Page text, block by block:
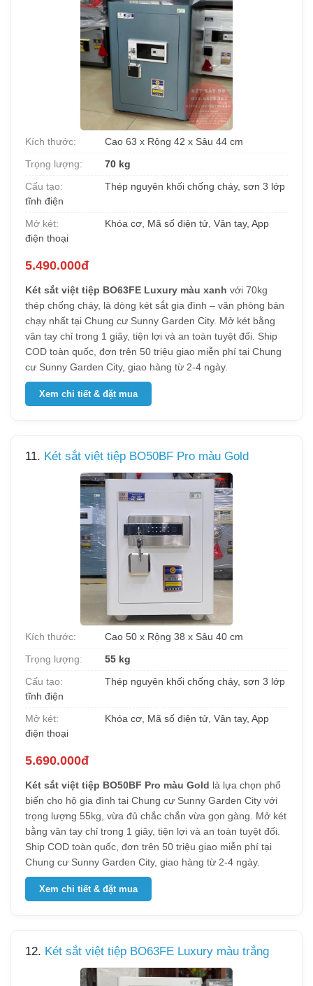
Kích thước:
Cao 63 x Rộng 42 x Sâu 44 cm
Trọng lượng:
70 kg
Cấu tạo:
Thép nguyên khối chống cháy, sơn 3 lớp
tĩnh điện
Mở két:
Khóa cơ, Mã số điện tử, Vân tay, App
điện thoại
5.490.000đ
Két sắt việt tiệp BO63FE Luxury màu xanh với 70kg
thép chống cháy, là dòng két sắt gia đình – văn phòng bán
chạy nhất tại Chung cư Sunny Garden City. Mở két bằng
vân tay chỉ trong 1 giây, tiện lợi và an toàn tuyệt đối. Ship
COD toàn quốc, đơn trên 50 triệu giao miễn phí tại Chung
cư Sunny Garden City, giao hàng từ 2-4 ngày.
Xem chi tiết & đặt mua
11. Két sắt việt tiệp BO50BF Pro màu Gold
Kích thước:
Cao 50 x Rộng 38 x Sâu 40 cm
Trọng lượng:
55 kg
Cấu tạo:
Thép nguyên khối chống cháy, sơn 3 lớp
tĩnh điện
Mở két:
Khóa cơ, Mã số điện tử, Vân tay, App
điện thoại
5.690.000đ
Két sắt việt tiệp BO50BF Pro màu Gold là lựa chọn phổ
biến cho hộ gia đình tại Chung cư Sunny Garden City với
trọng lượng 55kg, vừa đủ chắc chắn vừa gọn gàng. Mở két
bằng vân tay chỉ trong 1 giây, tiện lợi và an toàn tuyệt đối.
Ship COD toàn quốc, đơn trên 50 triệu giao miễn phí tại
Chung cư Sunny Garden City, giao hàng từ 2-4 ngày.
Xem chi tiết & đặt mua
12. Két sắt việt tiệp BO63FE Luxury màu trắng